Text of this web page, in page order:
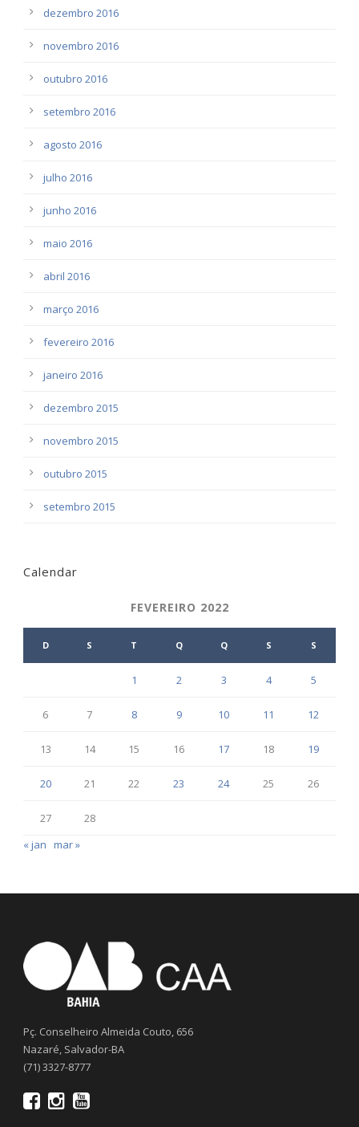
dezembro 2016
novembro 2016
outubro 2016
setembro 2016
agosto 2016
julho 2016
junho 2016
maio 2016
abril 2016
março 2016
fevereiro 2016
janeiro 2016
dezembro 2015
novembro 2015
outubro 2015
setembro 2015
Calendar
FEVEREIRO 2022
D S T Q Q S S
1 2 3 4 5
6 7 8 9 10 11 12
13 14 15 16 17 18 19
20 21 22 23 24 25 26
27
28
« jan mar »
Pç. Conselheiro Almeida Couto, 656
Nazaré, Salvador-BA
(71) 3327-8777